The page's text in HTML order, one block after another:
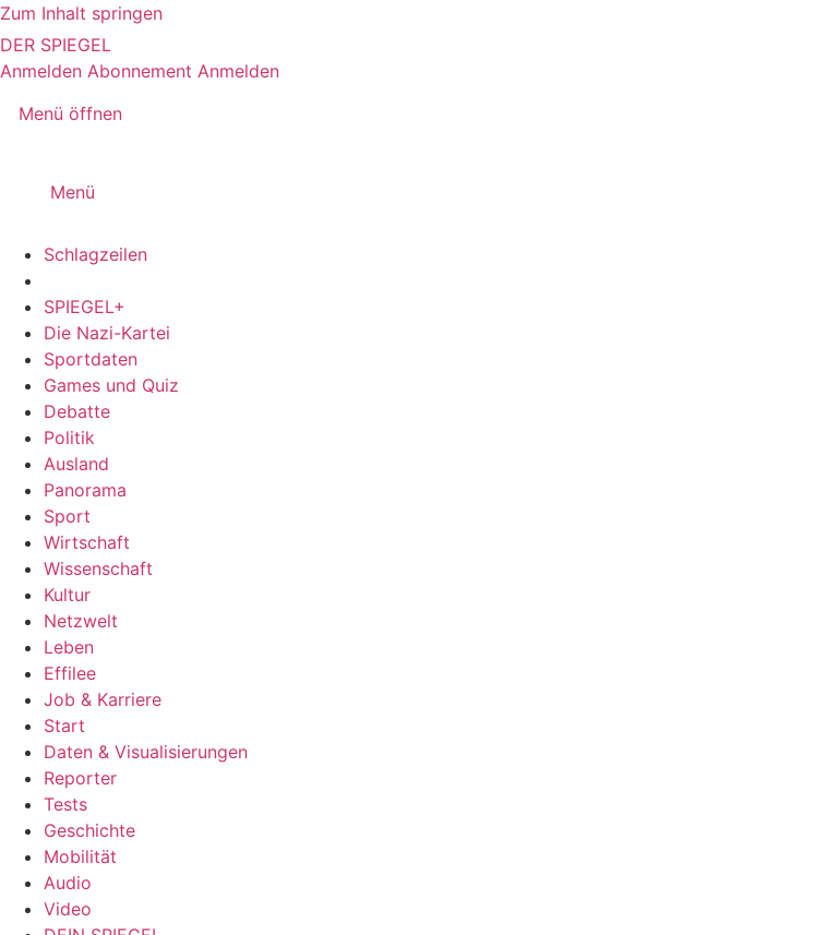
Zum Inhalt springen
DER SPIEGEL
Anmelden Abonnement Anmelden
Menü öffnen
Menü
Schlagzeilen
SPIEGEL+
Die Nazi-Kartei
Sportdaten
Games und Quiz
Debatte
Politik
Ausland
Panorama
Sport
Wirtschaft
Wissenschaft
Kultur
Netzwelt
Leben
Effilee
Job & Karriere
Start
Daten & Visualisierungen
Reporter
Tests
Geschichte
Mobilität
Audio
Video